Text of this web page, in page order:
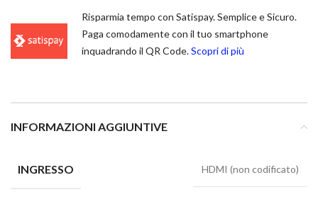
Risparmia tempo con Satispay. Semplice e Sicuro.
Paga comodamente con il tuo smartphone
inquadrando il QR Code.Scopri di più
INFORMAZIONI AGGIUNTIVE
INGRESSO HDMI (non codificato)